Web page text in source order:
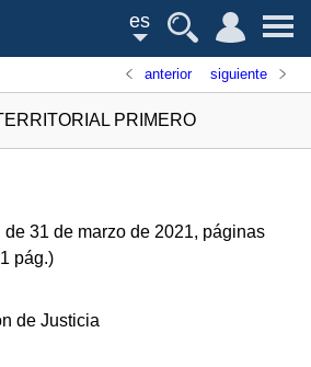
es
anterior siguiente
PRIMERO
de 31 de marzo de 2021, páginas
pág.)
de Justicia